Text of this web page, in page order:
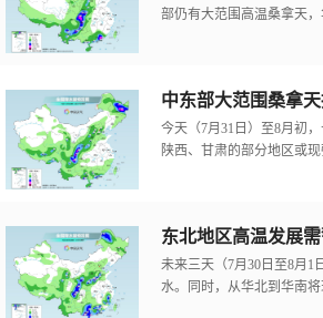
部仍有大范围高温桑拿天
中东部大范围桑拿
今天（7月31日）至8月初
陕西、甘肃的部分地区或
东北地区高温发展
未来三天（7月30日至8月1
水。同时，从华北到华南